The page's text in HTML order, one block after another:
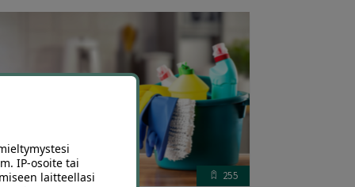
255
IP-osoite tai
laitteellasi